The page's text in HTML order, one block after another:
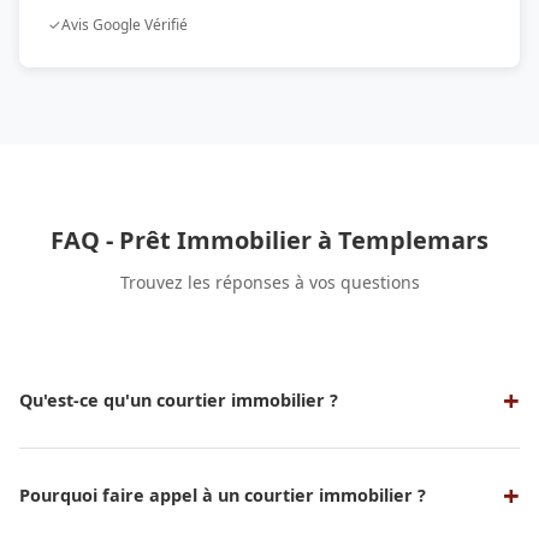
✓Avis Google Vérifié
FAQ - Prêt Immobilier à Templemars
Trouvez les réponses à vos questions
Qu'est-ce qu'un courtier immobilier ?
organisme de crédit pour obtenir un prêt immobilier aux
Pourquoi faire appel à un courtier immobilier ?